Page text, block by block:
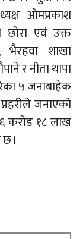
ओमप्रकाश
छोरा एवं उक्त
भैरहवा शाखा
रनीताथापा
५ जनाबाहेक
जनाएको
करोड १८ लाख
।